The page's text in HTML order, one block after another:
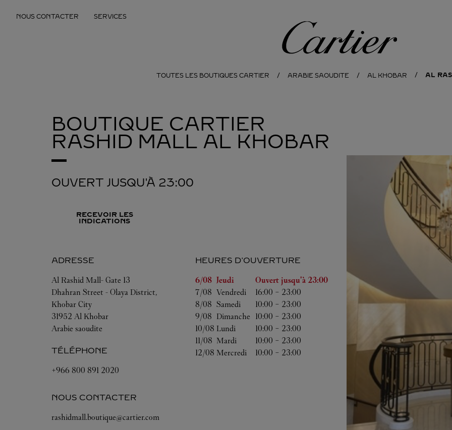
NOUS CONTACTER SERVICES
Cartier
TOUTES LES BOUTIQUES CARTIER ARABIE SAOUDITE AL KHOBAR AL
BOUTIQUE CARTIER
RASHID MALL AL KHOBAR
OUVERT JUSQU'À 23:00
RECEVOIR LES
INDICATIONS
ADRESSE
Al Rashid Mall- Gate 13
Dhahran Street - Olaya District,
Khobar City
31952 Al Khobar
Arabie saoudite
TÉLÉPHONE
+966 800 891 2020
NOUS CONTACTER
rashidmall.boutique@cartier.com
HEURES D'OUVERTURE
Jour de la semaine Heures d'ouverture
6/08 Jeudi Ouvert jusqu'à 23:00
7/08 Vendredi 16:00 - 23:00
8/08 Samedi 10:00 - 23:00
9/08 Dimanche 10:00 - 23:00
10/08 Lundi 10:00 - 23:00
11/08 Mardi 10:00 - 23:00
12/08 Mercredi 10:00 - 23:00